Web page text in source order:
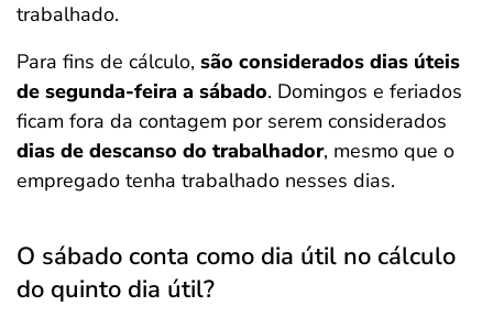
trabalhado.
Para fins de cálculo, são considerados dias úteis
de segunda-feira a sábado. Domingos e feriados
ficam fora da contagem por serem considerados
dias de descanso do trabalhador, mesmo que o
empregado tenha trabalhado nesses dias.
O sábado conta como dia útil no cálculo
do quinto dia útil?